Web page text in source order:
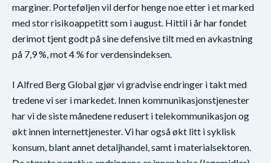
marginer. Porteføljen vil derfor henge noe etter i et marked
med stor risikoappetitt som i august. Hittil i år har fondet
derimot tjent godt på sine defensive tilt med en avkastning
på 7,9 %, mot 4 % for verdensindeksen.
I Alfred Berg Global gjør vi gradvise endringer i takt med
tredene vi ser i markedet. Innen kommunikasjonstjenester
har vi de siste månedene redusert i telekommunikasjon og
økt innen internettjenester. Vi har også økt litt i syklisk
konsum, blant annet detaljhandel, samt i materialsektoren.